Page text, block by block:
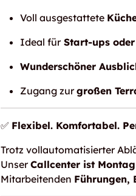
Voll ausgestattete
Ideal fürStart-ups oder
Wunderschöner
Zugang zurgroßen
✅ Flexibel. Komfortabel.
Trotz vollautomatisierter
UnserCallcenter ist
Mitarbeitenden Führungen,